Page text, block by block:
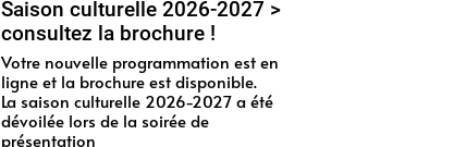
Saison culturelle 2026-2027 >
consultez la brochure !
Votre nouvelle programmation est en
ligne et la brochure est disponible.
La saison culturelle 2026-2027 a été
dévoilée lors de la soirée de
présentation